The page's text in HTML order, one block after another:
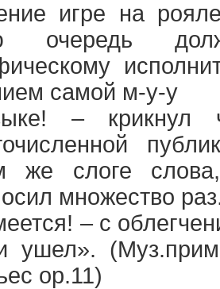
игре на
очередь
самой м-у-у
– крикнул
же слоге
множество
– с
ушел».
ор.11)